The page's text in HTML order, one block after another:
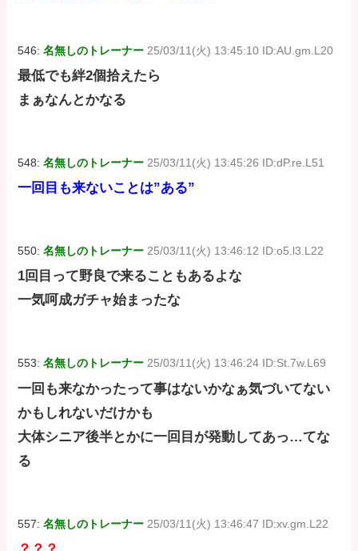
546:名無しのトレーナー 25/03/11(火) 13:45:10 ID:AU.gm.L20
最低でも絆2個拾えたら
まぁなんとかなる
548:名無しのトレーナー 25/03/11(火) 13:45:26 ID:dP.re.L51
一回目も来ないことは”ある”
550:名無しのトレーナー 25/03/11(火) 13:46:12 ID:o5.l3.L22
1回目って野良で来ることもあるよな
一気呵成ガチャ始まったな
553:名無しのトレーナー 25/03/11(火) 13:46:24 ID:St.7w.L69
一回も来なかったって事はないかなぁ気づいてない
かもしれないだけかも
大体シニア後半とかに一回目が発動してあっ…てな
る
557:名無しのトレーナー 25/03/11(火) 13:46:47 ID:xv.gm.L22